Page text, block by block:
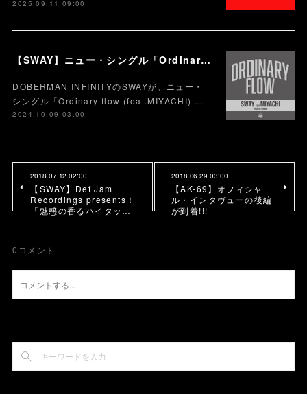
2025.09.11 09:00
【SWAY】ニュー・シングル「Ordinary flow (feat.MIYACHI) 」を本日10月9日に配信スタート。 週末の休みまで頑張る社会人への応援ソング
DOBERMAN INFINITYのSWAYが、ニュー・
シングル「Ordinary flow (feat.MIYACHI) …
2024.10.09 03:00
2018.07.12 02:00
【SWAY】Def Jam
Recordings presents！
「魅惑の香るハイタッ…
2018.06.29 03:00
【AK-69】オフィシャ
ル・インタヴューの後編
が到着!!!
0 コメント